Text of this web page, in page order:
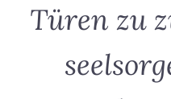
Türen zu